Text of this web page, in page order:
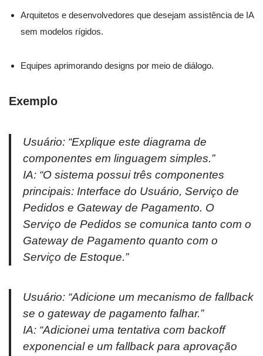
Arquitetos e desenvolvedores que desejam assistência de IA
sem modelos rígidos.
Equipes aprimorando designs por meio de diálogo.
Exemplo
Usuário: “Explique este diagrama de
componentes em linguagem simples.”
IA: “O sistema possui três componentes
principais: Interface do Usuário, Serviço de
Pedidos e Gateway de Pagamento. O
Serviço de Pedidos se comunica tanto com o
Gateway de Pagamento quanto com o
Serviço de Estoque.”
Usuário: “Adicione um mecanismo de fallback
se o gateway de pagamento falhar.”
IA: “Adicionei uma tentativa com backoff
exponencial e um fallback para aprovação